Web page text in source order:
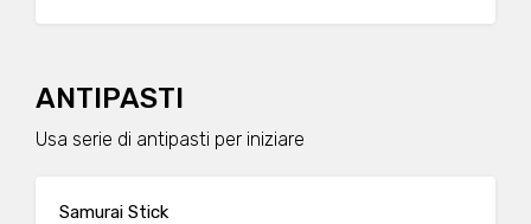
ANTIPASTI
Usa serie di antipasti per iniziare
Samurai Stick